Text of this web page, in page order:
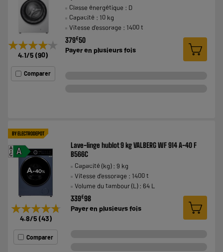
★★★★★
★★★★★
4.1/5 (90)
Comparer
Classe énergétique : D
Capacité : 10 kg
Vitesse d'essorage : 1400 t
379€50
Payer en plusieurs fois
BY ELECTRODEPOT
A
A
G
★★★★★
★★★★★
4.8/5 (43)
Comparer
Lave-linge hublot 9 kg VALBERG WF 914 A-40 F
B566C
Capacité (kg) : 9 kg
Vitesse d'essorage : 1400 t
Volume du tambour (L) : 64 L
339€98
Payer enplusieurs fois